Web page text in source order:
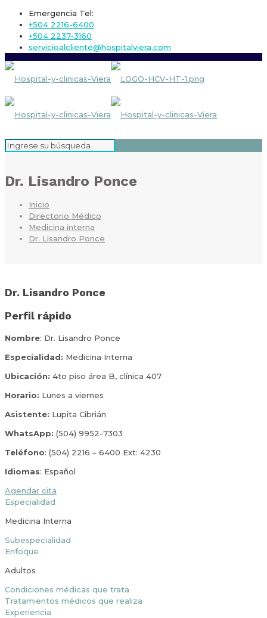
Emergencia Tel:
+504 2216-6400
+504 2237-3160
servicioalcliente@hospitalviera.com
Dr. Lisandro Ponce
Inicio
Directorio Médico
Medicina interna
Dr. Lisandro Ponce
Dr. Lisandro Ponce
Perfil rápido
Nombre: Dr. Lisandro Ponce
Especialidad: Medicina Interna
Ubicación: 4to piso área B, clínica 407
Horario: Lunes a viernes
Asistente: Lupita Cibrián
WhatsApp: (504) 9952-7303
Teléfono: (504) 2216 – 6400 Ext: 4230
Idiomas: Español
Agendar cita
Especialidad
Medicina Interna
Subespecialidad
Enfoque
Adultos
Condiciones médicas que trata
Tratamientos médicos que realiza
Experiencia